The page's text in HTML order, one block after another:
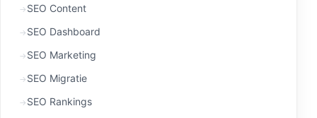
SEO Content
SEO Dashboard
SEO Marketing
SEO Migratie
SEO Rankings